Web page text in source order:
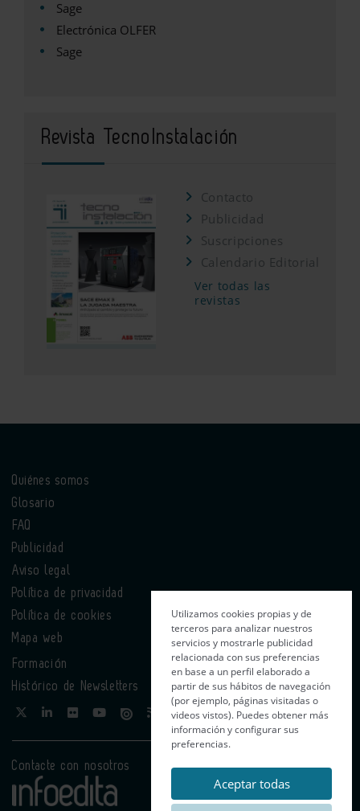
Sage
Electrónica OLFER
Sage
Revista TecnoInstalación
Contacto
Publicidad
Suscripciones
Calendario Editorial
Ver todas las
revistas
Quiénes somos
Glosario
FAQ
Publicidad
Aviso legal
Política de privacidad
Política de cookies
Mapa web
Formación
Histórico de Newsletters
Contacte con nosotros
Utilizamos cookies propias y de
terceros para analizar nuestros
servicios y mostrarle publicidad
relacionada con sus preferencias
en base a un perfil elaborado a
partir de sus hábitos de navegación
(por ejemplo, páginas visitadas o
videos vistos). Puedes obtener más
información y configurar sus
preferencias.
Aceptar todas